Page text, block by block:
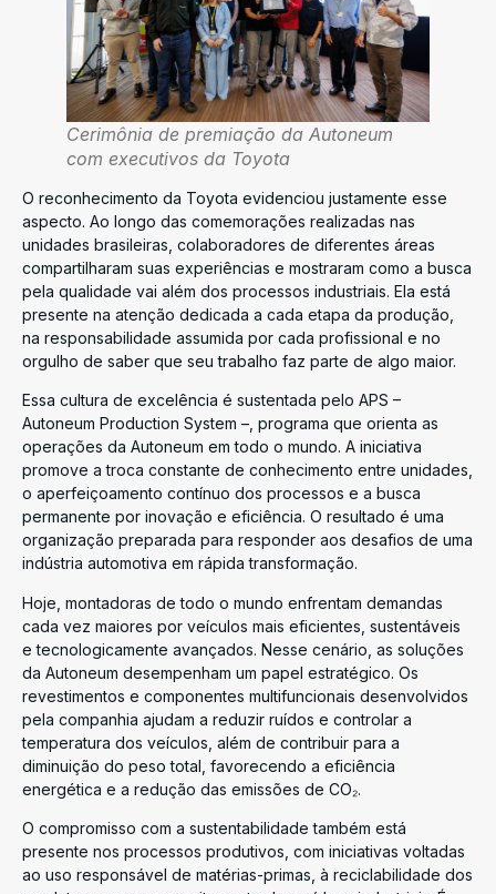
Cerimônia de premiação da Autoneum
com executivos da Toyota
O reconhecimento da Toyota evidenciou justamente esse
aspecto. Ao longo das comemorações realizadas nas
unidades brasileiras, colaboradores de diferentes áreas
compartilharam suas experiências e mostraram como a busca
pela qualidade vai além dos processos industriais. Ela está
presente na atenção dedicada a cada etapa da produção,
na responsabilidade assumida por cada profissional e no
orgulho de saber que seu trabalho faz parte de algo maior.
Essa cultura de excelência é sustentada pelo APS –
Autoneum Production System –, programa que orienta as
operações da Autoneum em todo o mundo. A iniciativa
promove a troca constante de conhecimento entre unidades,
o aperfeiçoamento contínuo dos processos e a busca
permanente por inovação e eficiência. O resultado é uma
organização preparada para responder aos desafios de uma
indústria automotiva em rápida transformação.
Hoje, montadoras de todo o mundo enfrentam demandas
cada vez maiores por veículos mais eficientes, sustentáveis
e tecnologicamente avançados. Nesse cenário, as soluções
da Autoneum desempenham um papel estratégico. Os
revestimentos e componentes multifuncionais desenvolvidos
pela companhia ajudam a reduzir ruídos e controlar a
temperatura dos veículos, além de contribuir para a
diminuição do peso total, favorecendo a eficiência
energética e a redução das emissões de CO₂.
O compromisso com a sustentabilidade também está
presente nos processos produtivos, com iniciativas voltadas
ao uso responsável de matérias-primas, à reciclabilidade dos